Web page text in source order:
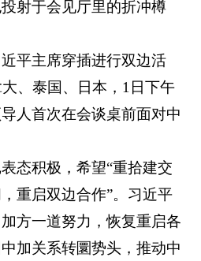
射于会见厅里的折冲樽
平主席穿插进行双边活
、泰国、日本，1日下午
人首次在会谈桌前面对中
态积极，希望“重拾建交
重启双边合作”。习近平
方一道努力，恢复重启各
加关系转圜势头，推动中